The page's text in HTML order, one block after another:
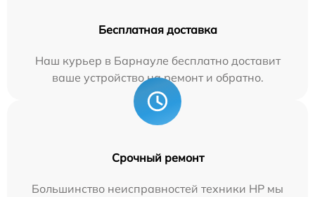
Бесплатная доставка
Наш курьер в Барнауле бесплатно доставит
ваше устройство на ремонт и обратно.
Срочный ремонт
Большинство неисправностей техники HP мы